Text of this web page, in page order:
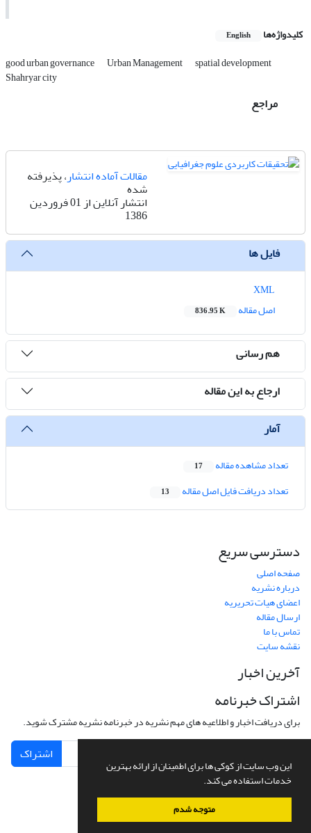
این وب سایت از کوکی ها برای اطمینان از ارائه بهترین
خدمات استفاده می کند.
متوجه شدم
کلیدواژه‌ها English
good urban governance Urban Management spatial development
Shahryar city
مراجع
مقالات آماده انتشار، پذیرفته
شده
انتشار آنلاین از 01 فروردین
1386
فایل ها
اصل مقاله
836.95 K
هم رسانی
ارجاع به این مقاله
آمار
تعداد مشاهده مقاله 17
تعداد دریافت فایل اصل مقاله 13
دسترسی سریع
صفحه اصلی
درباره نشریه
اعضای هیات تحریریه
ارسال مقاله
تماس با ما
نقشه سایت
آخرین اخبار
اشتراک خبرنامه
برای دریافت اخبار و اطلاعیه های مهم نشریه در خبرنامه نشریه مشترک شوید.
اشتراک
سامانه مدیریت نشریات علمی.طراحی و پیاده سازی ازسیناوب